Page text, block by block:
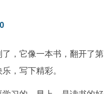
，它像一本书，翻开了第
，写下精彩。